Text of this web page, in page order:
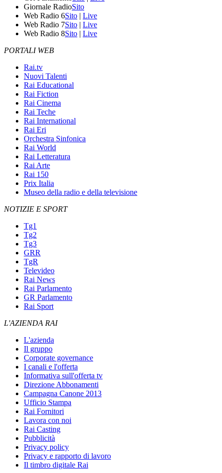
Giornale RadioSito
Web Radio 6Sito | Live
Web Radio 7Sito | Live
Web Radio 8Sito | Live
PORTALI WEB
Rai.tv
Nuovi Talenti
Rai Educational
Rai Fiction
Rai Cinema
Rai Teche
Rai International
Rai Eri
Orchestra Sinfonica
Rai World
Rai Letteratura
Rai Arte
Rai 150
Prix Italia
Museo della radio e della televisione
NOTIZIE E SPORT
Tg1
Tg2
Tg3
GRR
TgR
Televideo
Rai News
Rai Parlamento
GR Parlamento
Rai Sport
L'AZIENDA RAI
L'azienda
Il gruppo
Corporate governance
I canali e l'offerta
Informativa sull'offerta tv
Direzione Abbonamenti
Campagna Canone 2013
Ufficio Stampa
Rai Fornitori
Lavora con noi
Rai Casting
Pubblicità
Privacy policy
Privacy e rapporto di lavoro
Il timbro digitale Rai